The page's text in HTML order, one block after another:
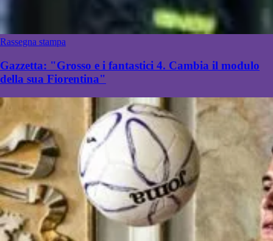
Rassegna stampa
Gazzetta: "Grosso e i fantastici 4. Cambia il modulo
della sua Fiorentina"